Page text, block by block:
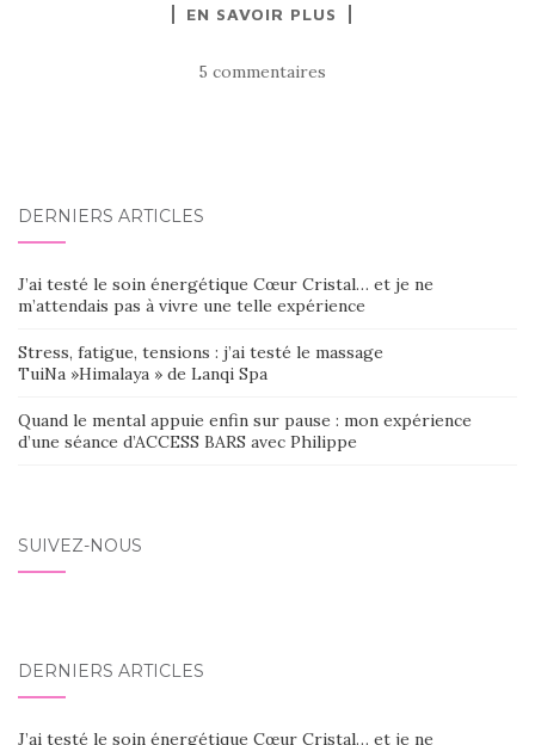
EN SAVOIR PLUS
5 commentaires
DERNIERS ARTICLES
J’ai testé le soin énergétique Cœur Cristal… et je ne
m’attendais pas à vivre une telle expérience
Stress, fatigue, tensions : j’ai testé le massage
TuiNa »Himalaya » de Lanqi Spa
Quand le mental appuie enfin sur pause : mon expérience
d’une séance d’ACCESS BARS avec Philippe
SUIVEZ-NOUS
DERNIERS ARTICLES
J’ai testé le soin énergétique Cœur Cristal… et je ne